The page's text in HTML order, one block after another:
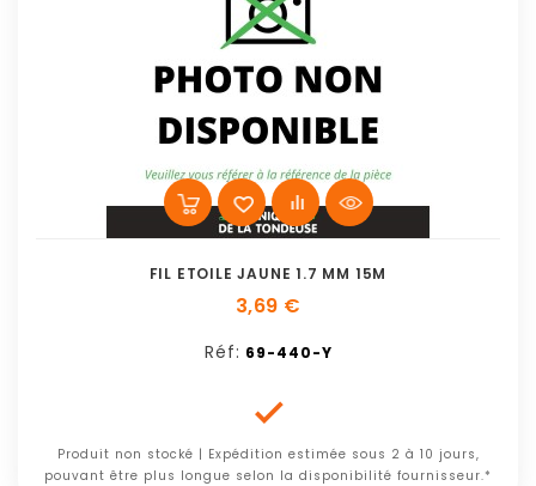
FIL ETOILE JAUNE 1.7 MM 15M
3,69 €
Réf: 69-440-Y

Produit non stocké | Expédition estimée sous 2 à 10 jours,
pouvant être plus longue selon la disponibilité fournisseur.*